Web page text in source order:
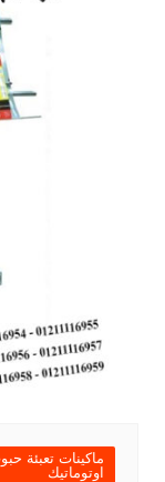
ماكينات تعبئة
اوتوماتيك